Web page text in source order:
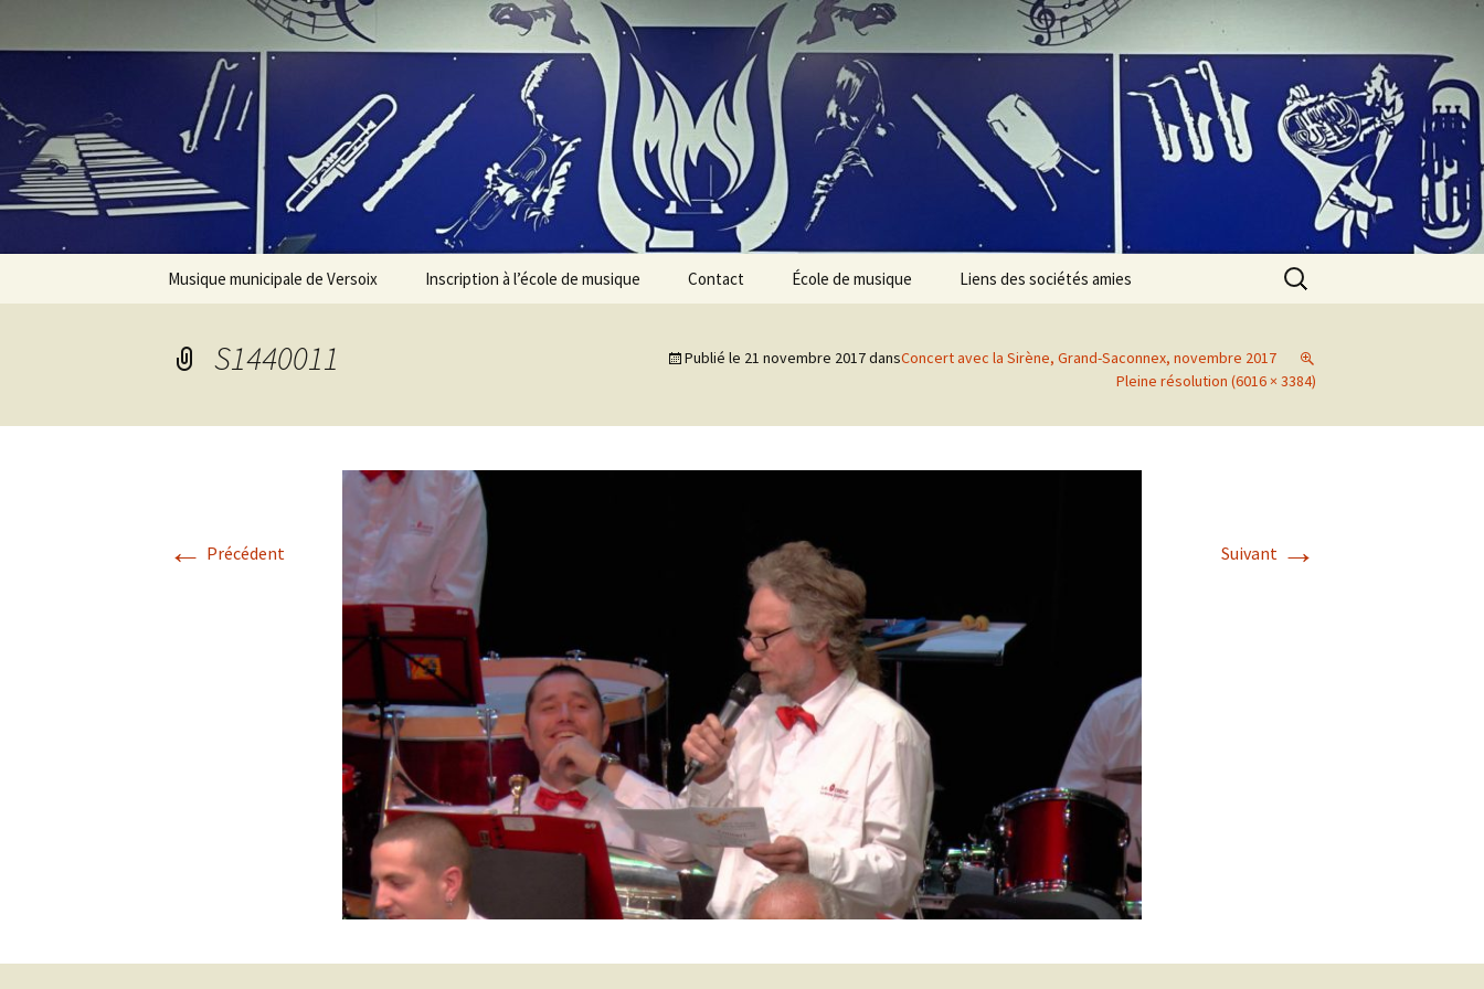
Musique municipale de Versoix Inscription à l’école de musique Contact École de musique Liens des sociétés amies
Rechercher :
S1440011 Publié le 21 novembre 2017dansConcert avec la Sirène, Grand-Saconnex, novembre 2017
Pleine résolution (6016 × 3384)
← Précédent Suivant →